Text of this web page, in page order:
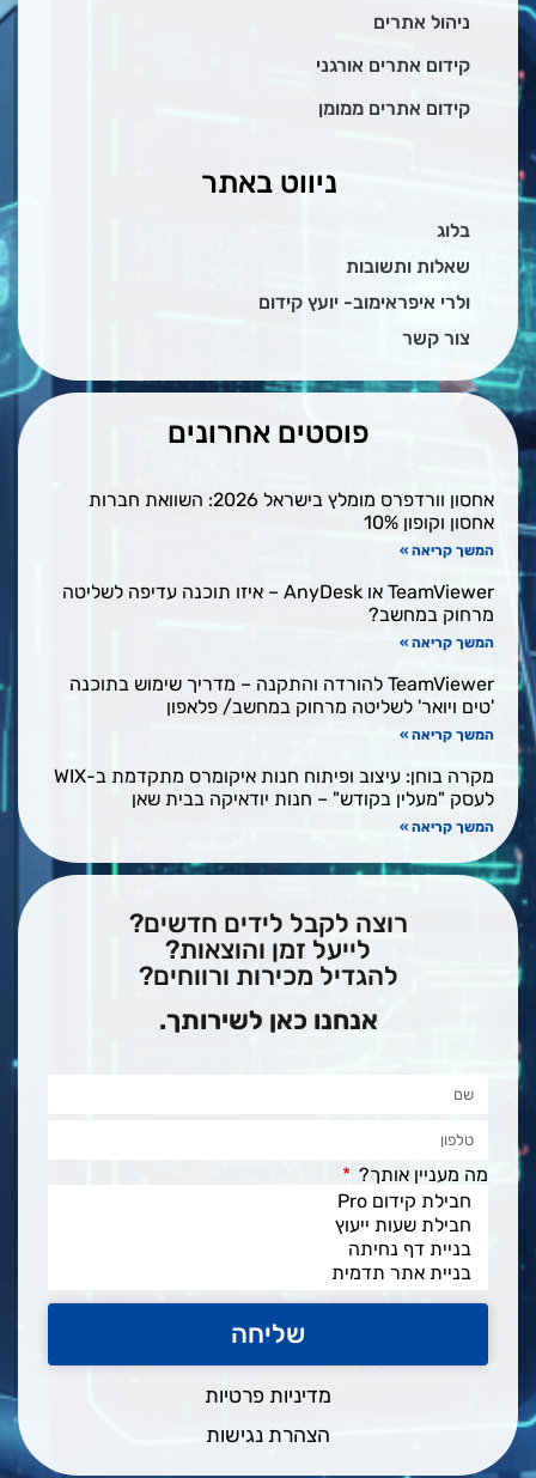
ניהול אתרים
קידום אתרים אורגני
קידום אתרים ממומן
ניווט באתר
בלוג
שאלות ותשובות
ולרי איפראימוב- יועץ קידום
צור קשר
פוסטים אחרונים
אחסון וורדפרס מומלץ בישראל 2026: השוואת חברות
אחסון וקופון 10%
המשך קריאה »
TeamViewer או AnyDesk – איזו תוכנה עדיפה לשליטה
מרחוק במחשב?
המשך קריאה »
TeamViewer להורדה והתקנה – מדריך שימוש בתוכנה
'טים ויואר' לשליטה מרחוק במחשב/ פלאפון
המשך קריאה »
מקרה בוחן: עיצוב ופיתוח חנות איקומרס מתקדמת ב-WIX
לעסק "מעלין בקודש" – חנות יודאיקה בבית שאן
המשך קריאה »
רוצה לקבל לידים חדשים?
לייעל זמן והוצאות?
להגדיל מכירות ורווחים?
אנחנו כאן לשירותך.
מה מעניין אותך?
שליחה
מדיניות פרטיות
הצהרת נגישות